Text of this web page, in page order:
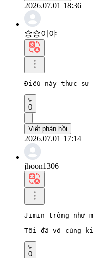
2026.07.01 18:36
숑숑이야
Điều này thực sự
0
Viết phản hồi
2026.07.01 17:14
jhoon1306
Jimin trông như
Tôi đã vô cùng
0